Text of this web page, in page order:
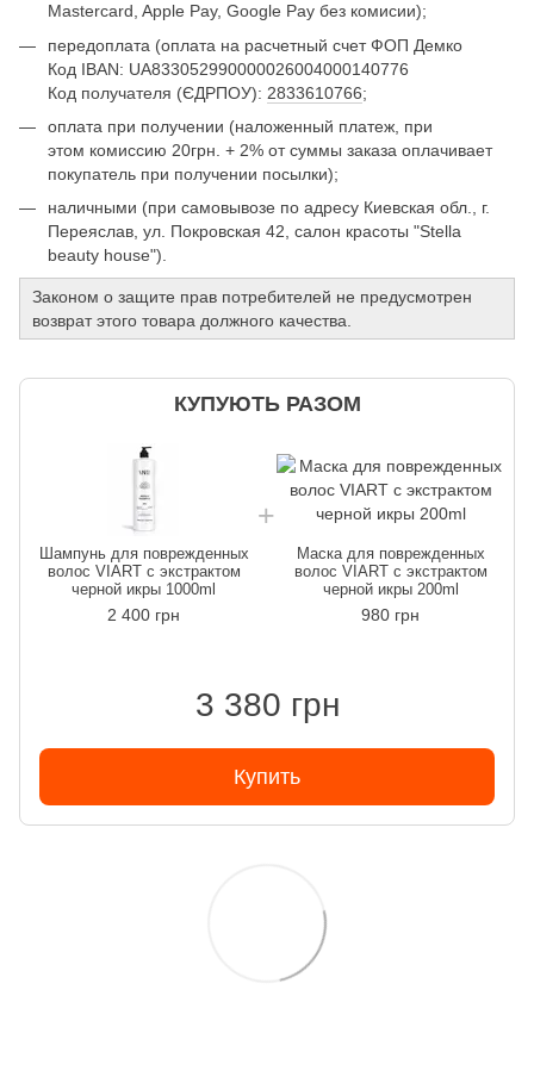
Mastercard, Apple Pay, Google Pay без комисии);
передоплата (оплата на расчетный счет ФОП Демко
Код IBAN: UA833052990000026004000140776
Код получателя (ЄДРПОУ): 2833610766;
оплата при получении (наложенный платеж, при
этом комиссию 20грн. + 2% от суммы заказа оплачивает
покупатель при получении посылки);
наличными (при самовывозе по адресу Киевская обл., г.
Переяслав, ул. Покровская 42, салон красоты "Stella
beauty house").
Законом о защите прав потребителей не предусмотрен
возврат этого товара должного качества.
КУПУЮТЬ РАЗОМ
Шампунь для поврежденных
волос VIART с экстрактом
черной икры 1000ml
2 400 грн
Маска для поврежденных
волос VIART с экстрактом
черной икры 200ml
980 грн
3 380 грн
Купить